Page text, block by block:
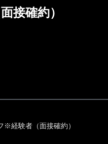
接確約）
※経験者（面接確約）